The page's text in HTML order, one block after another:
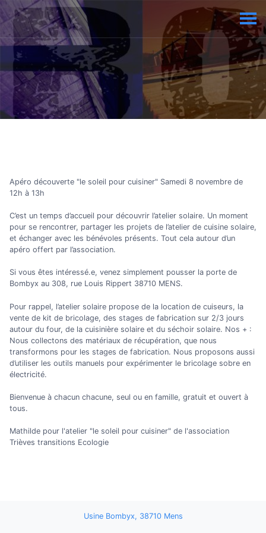
Apéro découverte "le soleil pour cuisiner" Samedi 8 novembre de
12h à 13h
C’est un temps d’accueil pour découvrir l’atelier solaire. Un moment
pour se rencontrer, partager les projets de l’atelier de cuisine solaire,
et échanger avec les bénévoles présents. Tout cela autour d’un
apéro offert par l’association.
Si vous êtes intéressé.e, venez simplement pousser la porte de
Bombyx au 308, rue Louis Rippert 38710 MENS.
Pour rappel, l’atelier solaire propose de la location de cuiseurs, la
vente de kit de bricolage, des stages de fabrication sur 2/3 jours
autour du four, de la cuisinière solaire et du séchoir solaire. Nos + :
Nous collectons des matériaux de récupération, que nous
transformons pour les stages de fabrication. Nous proposons aussi
d’utiliser les outils manuels pour expérimenter le bricolage sobre en
électricité.
Bienvenue à chacun chacune, seul ou en famille, gratuit et ouvert à
tous.
Mathilde pour l'atelier "le soleil pour cuisiner" de l'association
Trièves transitions Ecologie
Usine Bombyx, 38710 Mens